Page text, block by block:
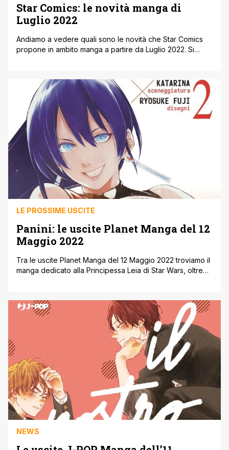
Star Comics: le novità manga di
Luglio 2022
Andiamo a vedere quali sono le novità che Star Comics
propone in ambito manga a partire da Luglio 2022. Si
serie di Netflix. Di seguito ecco, come riportato sul sito
della casa editrice, tutte le novità in uscita nel [']
LE PROSSIME USCITE
Panini: le uscite Planet Manga del 12
Maggio 2022
Tra le uscite Planet Manga del 12 Maggio 2022 troviamo il
manga dedicato alla Principessa Leia di Star Wars, oltre
seguito, direttamente dal sito ufficiale della casa editrice,
tutte le uscite Planet Manga del 12 Maggio 2022. Vi
NEWS